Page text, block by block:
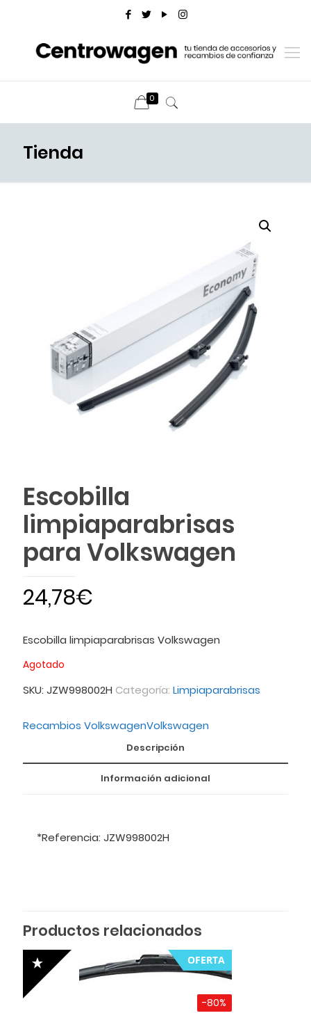
0
Tienda
Escobilla
limpiaparabrisas
para Volkswagen
24,78€
Escobilla limpiaparabrisas Volkswagen
Agotado
SKU: JZW998002H Categoría: Limpiaparabrisas
Recambios VolkswagenVolkswagen
Descripción
Información adicional
*Referencia: JZW998002H
Productos relacionados
-80%
OFERTA